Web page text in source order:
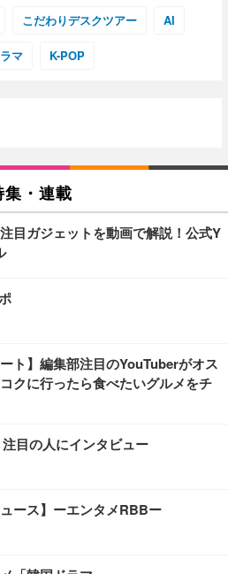
こだわりデスクツアー AI
マ K-POP
集・連載
目ガジェットを動画で解説！公式Y
ト】編集部注目のYouTuberがオス
クに行ったら食べたいグルメをチ
注目の人にインタビュー
ース】ーエンタメRBBー